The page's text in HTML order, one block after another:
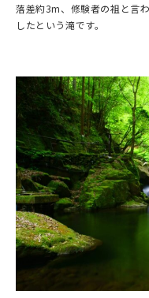
落差約3m、修験者の祖と言
したという滝です。